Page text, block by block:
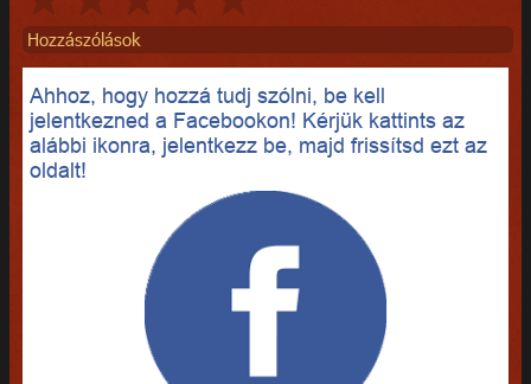
Hozzászólások
Ahhoz, hogy hozzá tudj szólni, be kell
jelentkezned a Facebookon! Kérjük kattints az
alábbi ikonra, jelentkezz be, majd frissítsd ezt az
oldalt!